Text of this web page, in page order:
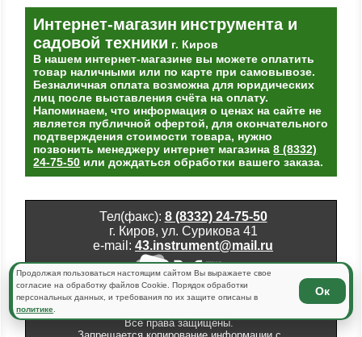
Интернет-магазин инструмента и
садовой техники г. Киров
В нашем интернет-магазине вы можете оплатить
товар наличными или по карте при самовывозе.
Безналичная оплата возможна для юридических
лиц после выставления счёта на оплату.
Напоминаем, что информация о ценах на сайте не
является публичной офертой, для окончательного
подтверждения стоимости товара, нужно
позвонить менеджеру интернет магазина8 (8332)
24-75-50 или дождаться обработки вашего заказа.
Тел(факс): 8 (8332) 24-75-50
г. Киров, ул. Сурикова 41
e-mail: 43.instrument@mail.ru
Copyright © 2013-2026 Интернет-Магазин
Все права защищены.
Продолжая пользоваться настоящим сайтом Вы выражаете свое
согласие на обработку файлов Cookie. Порядок обработки
персональных данных, и требования по их защите описаны в
политике
Ок